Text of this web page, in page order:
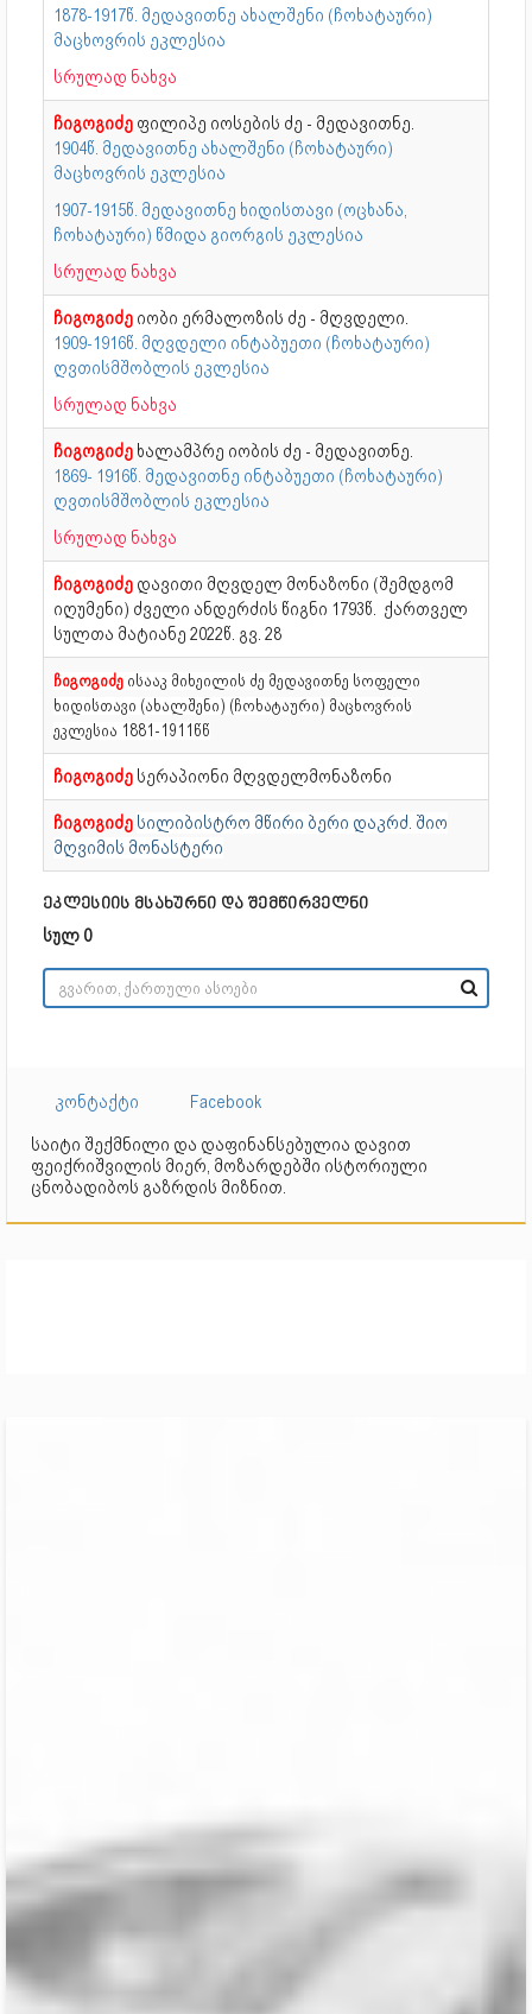
1878-1917წ. მედავითნე ახალშენი (ჩოხატაური)
მაცხოვრის ეკლესია
სრულად ნახვა
ჩიგოგიძე ფილიპე იოსების ძე - მედავითნე.
1904წ. მედავითნე ახალშენი (ჩოხატაური)
მაცხოვრის ეკლესია
1907-1915წ. მედავითნე ხიდისთავი (ოცხანა,
ჩოხატაური) წმიდა გიორგის ეკლესია
სრულად ნახვა
ჩიგოგიძე იობი ერმალოზის ძე - მღვდელი.
1909-1916წ. მღვდელი ინტაბუეთი (ჩოხატაური)
ღვთისმშობლის ეკლესია
სრულად ნახვა
ჩიგოგიძე ხალამპრე იობის ძე - მედავითნე.
1869- 1916წ. მედავითნე ინტაბუეთი (ჩოხატაური)
ღვთისმშობლის ეკლესია
სრულად ნახვა
ჩიგოგიძე დავითი მღვდელ მონაზონი (შემდგომ
იღუმენი) ძველი ანდერძის წიგნი 1793წ.
ქართველ
სულთა მატიანე 2022წ. გვ. 28
ჩიგოგიძე ისააკ მიხეილის ძე მედავითნე სოფელი
ხიდისთავი (ახალშენი) (ჩოხატაური) მაცხოვრის
ეკლესია 1881-1911წწ
ჩიგოგიძე სერაპიონი მღვდელმონაზონი
ჩიგოგიძე სილიბისტრო მწირი ბერი დაკრძ. შიო
მღვიმის მონასტერი
ეკლესიის მსახურნი და შემწირველნი
სულ 0
კონტაქტი
Facebook
საიტი შექმნილი და დაფინანსებულია დავით
ფეიქრიშვილის მიერ, მოზარდებში ისტორიული
ცნობადიბოს გაზრდის მიზნით.